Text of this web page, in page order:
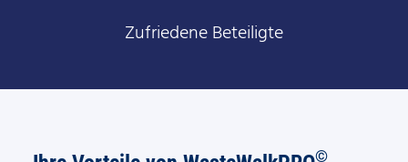
Zufriedene Beteiligte
©